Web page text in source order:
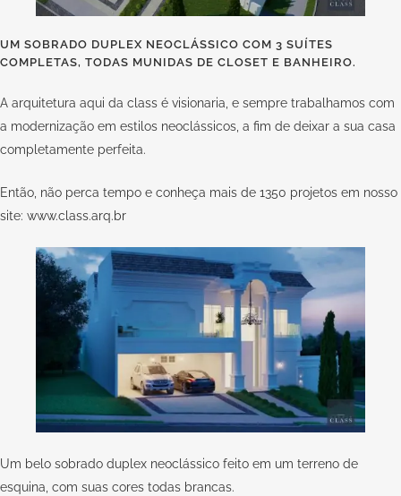
UM SOBRADO DUPLEX NEOCLÁSSICO COM 3 SUÍTES
COMPLETAS, TODAS MUNIDAS DE CLOSET E BANHEIRO.
A arquitetura aqui da class é visionaria, e sempre trabalhamos com
a modernização em estilos neoclássicos, a fim de deixar a sua casa
completamente perfeita.
Então, não perca tempo e conheça mais de 1350 projetos em nosso
site: www.class.arq.br
Um belo sobrado duplex neoclássico feito em um terreno de
esquina, com suas cores todas brancas.